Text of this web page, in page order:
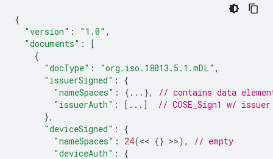
{
"version" : "1.0" ,
"documents" :
[
{
"docType" : "org.iso.18013.5.1.mDL" ,
"issuerSigned" :
{
"nameSpaces" : {...},
// contains data
"issuerAuth" : [...]
// COSE_Sign1 w/
},
"deviceSigned" :
{
"nameSpaces" : 24(<< {} >>),
// empty
"deviceAuth" : {